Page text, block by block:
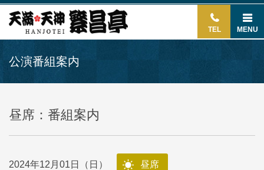
TEL MENU
公演番組案内
昼席：番組案内
2024年12月01日（日） 昼席